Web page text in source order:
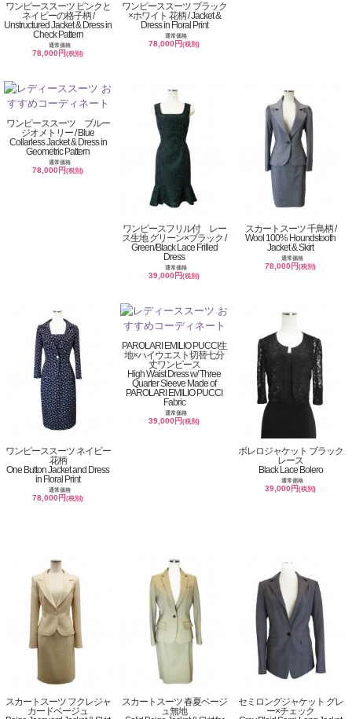
ワンピーススーツ ピンクと
ネイビーの格子柄 /
Unstructured Jacket & Dress in
Check Pattern
通常価格
78,000円(税別)
ワンピーススーツ ブラック
×ホワイト 花柄 / Jacket &
Dress in Floral Print
通常価格
78,000円(税別)
ワンピーススーツ ブルー
ジオメトリー / Blue
Collarless Jacket & Dress in
Geometric Pattern
通常価格
78,000円(税別)
ワンピースフリル付 レー
ス生地 グリーン×ブラック /
Green/Black Lace Frilled
Dress
通常価格
39,000円(税別)
スカートスーツ 千鳥柄 /
Wool 100% Houndstooth
Jacket & Skirt
通常価格
78,000円(税別)
ワンピーススーツ ネイビー
花柄
One Button Jacket and Dress
in Floral Print
通常価格
78,000円(税別)
PAROLARI EMILIO PUCCI生
地×ハイウエスト切替七分
丈ワンピース
High Waist Dress w/ Three
Quarter Sleeve Made of
PAROLARI EMILIO PUCCI
Fabric
通常価格
39,000円(税別)
ボレロジャケット ブラック
レース
Black Lace Bolero
通常価格
39,000円(税別)
スカートスーツ フクレジャ
カードベージュ
スカートスーツ 春夏ベージ
ュ無地
セミロングジャケット グレ
ー×チェック